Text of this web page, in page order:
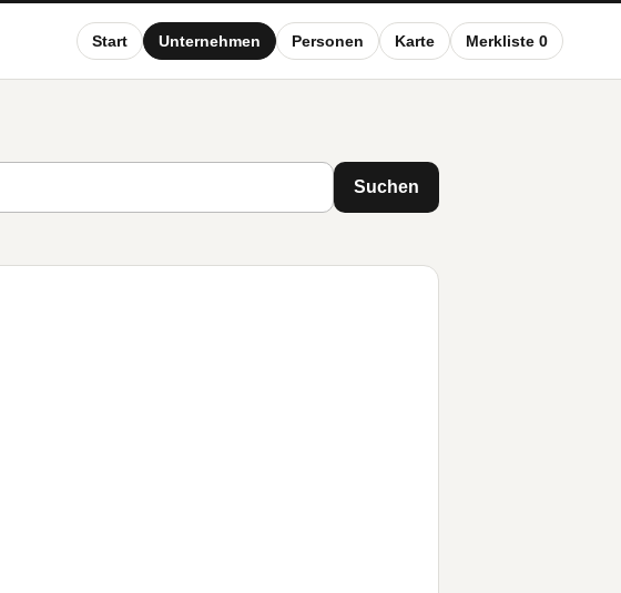
Start Unternehmen Personen Karte Merkliste 0
Suchen